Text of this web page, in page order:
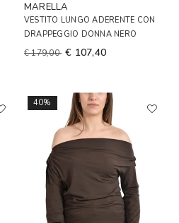
MARELLA
VESTITO LUNGO ADERENTE CON
DRAPPEGGIO DONNA NERO
€ 179,00 € 107,40
40%